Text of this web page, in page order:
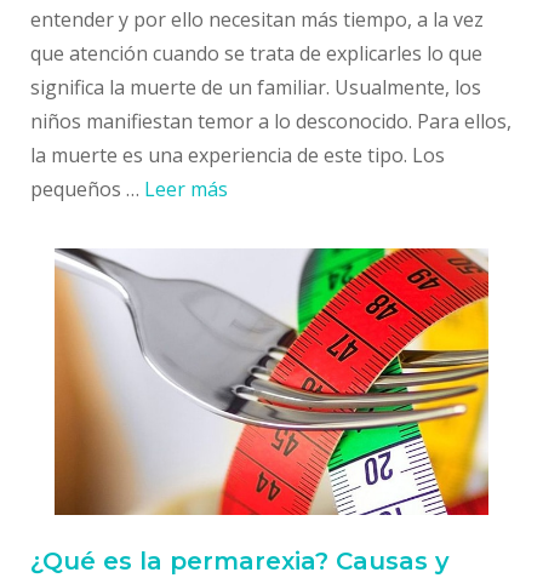
entender y por ello necesitan más tiempo, a la vez
que atención cuando se trata de explicarles lo que
significa la muerte de un familiar. Usualmente, los
niños manifiestan temor a lo desconocido. Para ellos,
la muerte es una experiencia de este tipo. Los
pequeños … Leer más
¿Qué es la permarexia? Causas y